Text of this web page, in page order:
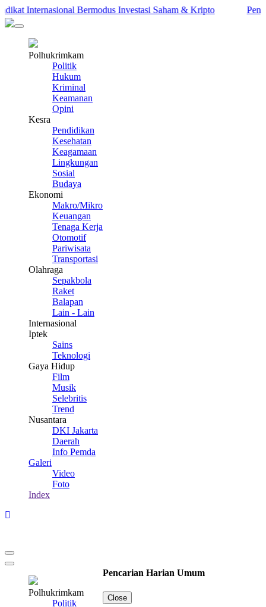
Internasional Bermodus Investasi Saham & Kripto
Polhukrimkam
Politik
Hukum
Kriminal
Keamanan
Opini
Kesra
Pendidikan
Kesehatan
Keagamaan
Lingkungan
Sosial
Budaya
Ekonomi
Makro/Mikro
Keuangan
Tenaga Kerja
Otomotif
Pariwisata
Transportasi
Olahraga
Sepakbola
Raket
Balapan
Lain - Lain
Internasional
Iptek
Sains
Teknologi
Gaya Hidup
Film
Musik
Selebritis
Trend
Nusantara
DKI Jakarta
Daerah
Info Pemda
Galeri
Video
Foto
Index
Polhukrimkam
Politik
Pencarian Harian Umum
Close